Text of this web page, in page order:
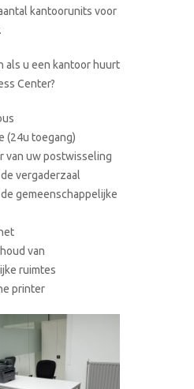
kantoorunits voor
als u een kantoor huurt
Center?
(24u toegang)
van uw postwisseling
vergaderzaal
gemeenschappelijke
van
ruimtes
printer